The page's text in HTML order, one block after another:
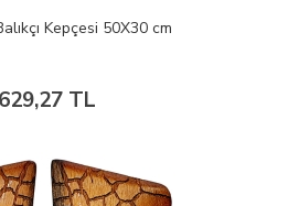
Kepçesi 50X30 cm
629,27 TL